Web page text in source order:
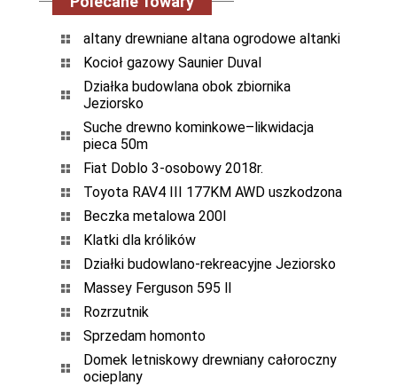
altany drewniane altana ogrodowe altanki
Kocioł gazowy Saunier Duval
Działka budowlana obok zbiornika
Jeziorsko
Suche drewno kominkowe–likwidacja
pieca 50m
Fiat Doblo 3-osobowy 2018r.
Toyota RAV4 III 177KM AWD uszkodzona
Beczka metalowa 200l
Klatki dla królików
Działki budowlano-rekreacyjne Jeziorsko
Massey Ferguson 595 ll
Rozrzutnik
Sprzedam homonto
Domek letniskowy drewniany całoroczny
ocieplany